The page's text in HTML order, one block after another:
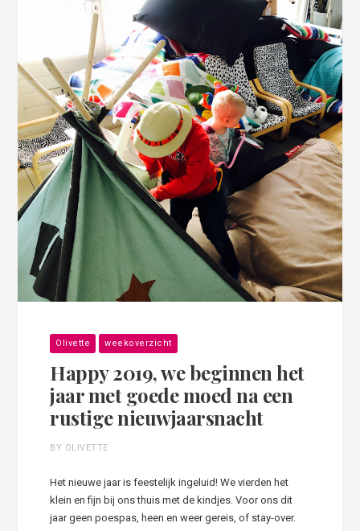
Olivette weekoverzicht
Happy 2019, we beginnen het
jaar met goede moed na een
rustige nieuwjaarsnacht
BY OLIVETTE
Het nieuwe jaar is feestelijk ingeluid! We vierden het
klein en fijn bij ons thuis met de kindjes. Voor ons dit
jaar geen poespas, heen en weer gereis, of stay-over.